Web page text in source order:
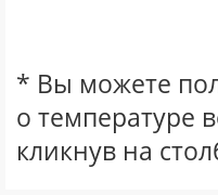
* Вы можете
о температуре
кликнув на